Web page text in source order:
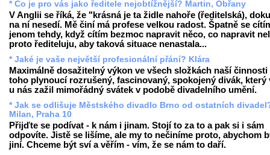
* Co je pro vás jako ředitele nejobtížnější? Martin, Obřany
V Anglii se říká, že "krásná je ta židle nahoře (ředitelská),
na ní nesedí. Mě činí má profese velkou radost. Špatně se
jenom tehdy, když cítím bezmoc napravit něco, co napravit
proto řediteluju, aby taková situace nenastala...
* Jaké je vaše největší profesionální přání? Klára
Maximálně dosažitelný výkon ve všech složkách naší činnosti
toho plynoucí rozrušený, fascinovaný, spokojený divák, který
u nás zažil mimořádný svátek v podobě divadelního umění.
* Jak se odlišuje Městského divadlo Brno od ostatních
Milan, Praha 10
Přijďte se podívat - k nám i jinam. Stojí to za to a pak si i sám
odpovíte. Jistě se lišíme, ale my to nečiníme proto, abychom
jiní. Chceme být sví a věřím - vím, že se nám to daří.